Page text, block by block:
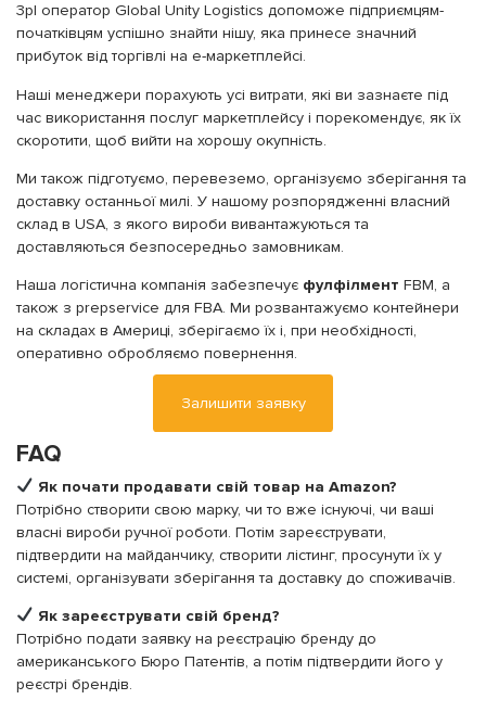
3pl оператор Global Unity Logistics допоможе підприємцям-
початківцям успішно знайти нішу, яка принесе значний
прибуток від торгівлі на e-маркетплейсі.
Наші менеджери порахують усі витрати, які ви зазнаєте під
час використання послуг маркетплейсу і порекомендує, як їх
скоротити, щоб вийти на хорошу окупність.
Ми також підготуємо, перевеземо, організуємо зберігання та
доставку останньої милі. У нашому розпорядженні власний
склад в USA, з якого вироби вивантажуються та
доставляються безпосередньо замовникам.
Наша логістична компанія забезпечує фулфілмент FBM, а
також з prepservice для FBA. Ми розвантажуємо контейнери
на складах в Америці, зберігаємо їх і, при необхідності,
оперативно обробляємо повернення.
Залишити заявку
FAQ
Як почати продавати свій товар на Amazon?
Потрібно створити свою марку, чи то вже існуючі, чи ваші
власні вироби ручної роботи. Потім зареєструвати,
підтвердити на майданчику, створити лістинг, просунути їх у
системі, організувати зберігання та доставку до споживачів.
Як зареєструвати свій бренд?
Потрібно подати заявку на реєстрацію бренду до
американського Бюро Патентів, а потім підтвердити його у
реєстрі брендів.